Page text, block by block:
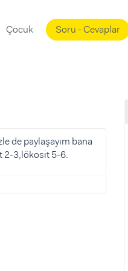
Çocuk Soru - Cevaplar
de paylaşayım bana
2-3,lökosit 5-6.